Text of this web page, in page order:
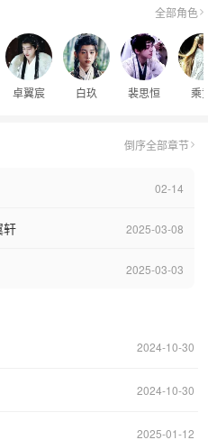
开的”
想起我”
全部角色
卓翼宸 白玖 裴思恒 乘黄
倒序全部章节
02-14
轩 2025-03-08
2025-03-03
2024-10-30
2024-10-30
2025-01-12